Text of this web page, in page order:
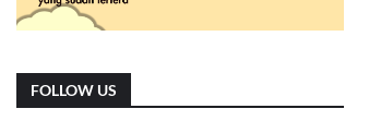
FOLLOW US